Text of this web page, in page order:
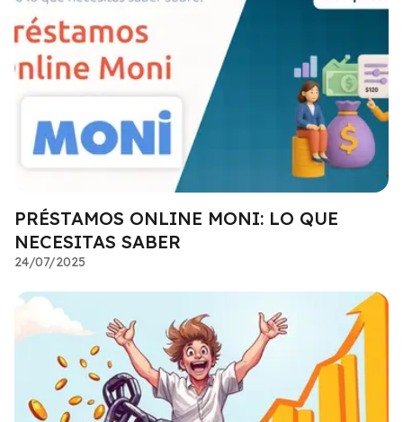
PRÉSTAMOS ONLINE MONI: LO QUE
NECESITAS SABER
24/07/2025